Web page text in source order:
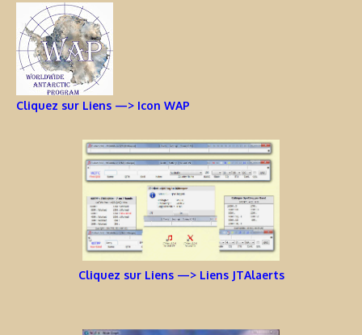
Cliquez sur Liens —> Icon WAP
Cliquez sur Liens —> Liens JTAlaerts